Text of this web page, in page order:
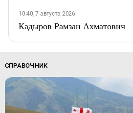
10:40, 7 августа 2026
Кадыров Рамзан Ахматович
СПРАВОЧНИК